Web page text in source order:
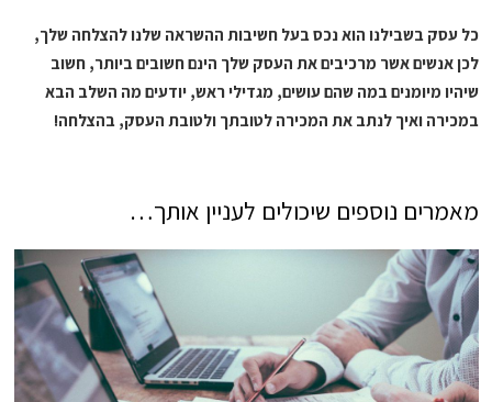
כל עסק בשבילנו הוא נכס בעל חשיבות ההשראה שלנו להצלחה שלך,
לכן אנשים אשר מרכיבים את העסק שלך הינם חשובים ביותר, חשוב
שיהיו מיומנים במה שהם עושים, מגדילי ראש, יודעים מה השלב הבא
במכירה ואיך לנתב את המכירה לטובתך ולטובת העסק, בהצלחה!
מאמרים נוספים שיכולים לעניין אותך…